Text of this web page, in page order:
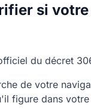
si
du décret
de votre
figure dans votre